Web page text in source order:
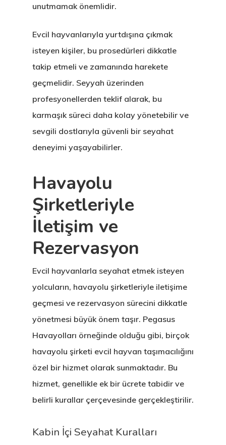
unutmamak önemlidir.
Evcil hayvanlarıyla yurtdışına çıkmak
isteyen kişiler, bu prosedürleri dikkatle
takip etmeli ve zamanında harekete
geçmelidir. Seyyah üzerinden
profesyonellerden teklif alarak, bu
karmaşık süreci daha kolay yönetebilir ve
sevgili dostlarıyla güvenli bir seyahat
deneyimi yaşayabilirler.
Havayolu
Şirketleriyle
İletişim ve
Rezervasyon
Evcil hayvanlarla seyahat etmek isteyen
yolcuların, havayolu şirketleriyle iletişime
geçmesi ve rezervasyon sürecini dikkatle
yönetmesi büyük önem taşır. Pegasus
Havayolları örneğinde olduğu gibi, birçok
havayolu şirketi evcil hayvan taşımacılığını
özel bir hizmet olarak sunmaktadır. Bu
hizmet, genellikle ek bir ücrete tabidir ve
belirli kurallar çerçevesinde gerçekleştirilir.
Kabin İçi Seyahat Kuralları